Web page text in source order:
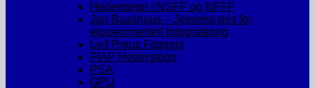
Hederstegn i NSFF og NFFF
Jan Baashuus – Jessens pris for
eksperimentell fotografering
Leif Preus Fotopris
FIAP Hederstegn
PSA
GPU